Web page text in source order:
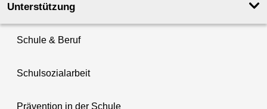
Unterstützung
Schule & Beruf
Schulsozialarbeit
Prävention in der Schule